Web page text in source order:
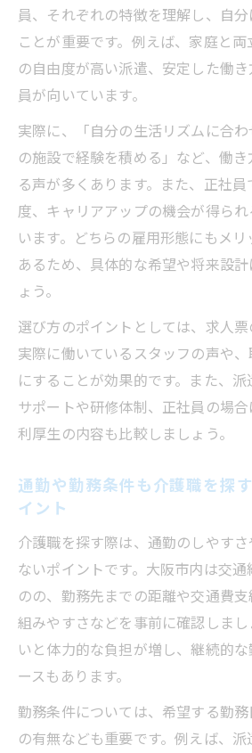
員、それぞれの特徴を理解し、自
ことが重要です。例えば、家庭と
の自由度が高い派遣、安定した働
員が向いています。
実際に、「自分の生活リズムに合
の施設で経験を積める」など、働
る声が多くあります。また、正社
度、キャリアアップの機会が得ら
います。どちらの雇用形態にもメ
あるため、具体的な希望や将来設
ょう。
選び方のポイントとしては、求人票
実際に働いているスタッフの声や
にすることが効果的です。また、
サポートや研修体制、正社員の場
利厚生の内容も比較しましょう。
通勤や勤務条件も介護職を探
イント
介護職を探す際は、通勤のしやす
ないポイントです。大阪市内は交
のの、勤務先までの距離や交通費
組みやすさなどを事前に確認しま
いと体力的な負担が増し、継続的
ースもあります。
勤務条件については、希望する勤
の有無なども重要です。例えば、